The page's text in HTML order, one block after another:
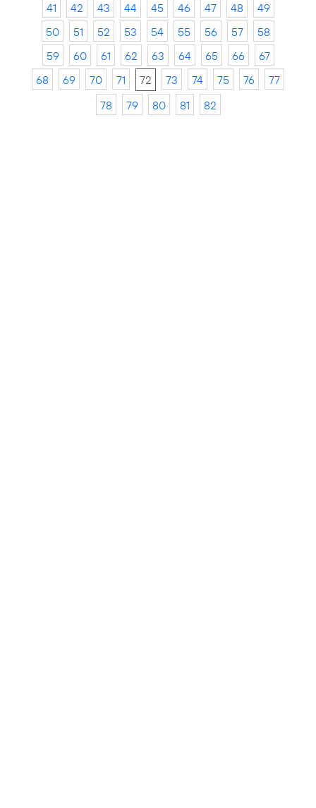
41
42 43 44 45 46 47 48
49
50
51 52 53 54 55 56 57
58
59
60 61 62 63 64 65 66
67
68
69 70 71 72 73 74 75 76
77
78
79 80 81 82